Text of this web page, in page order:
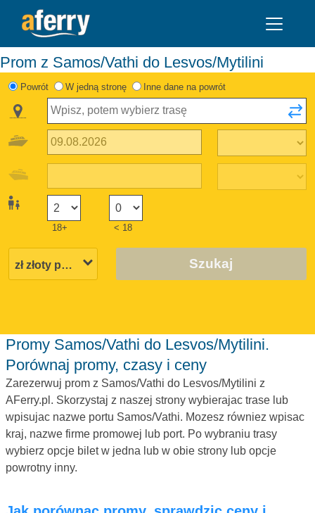
Prom z Samos/Vathi do Lesvos/Mytilini
Powrót W jedną stronę Inne dane na powrót
18+ < 18
Szukaj
Promy Samos/Vathi do Lesvos/Mytilini.
Porównaj promy, czasy i ceny
Zarezerwuj prom z Samos/Vathi do Lesvos/Mytilini z
AFerry.pl. Skorzystaj z naszej strony wybierajac trase lub
wpisujac nazwe portu Samos/Vathi. Mozesz równiez wpisac
kraj, nazwe firme promowej lub port. Po wybraniu trasy
wybierz opcje bilet w jedna lub w obie strony lub opcje
powrotny inny.